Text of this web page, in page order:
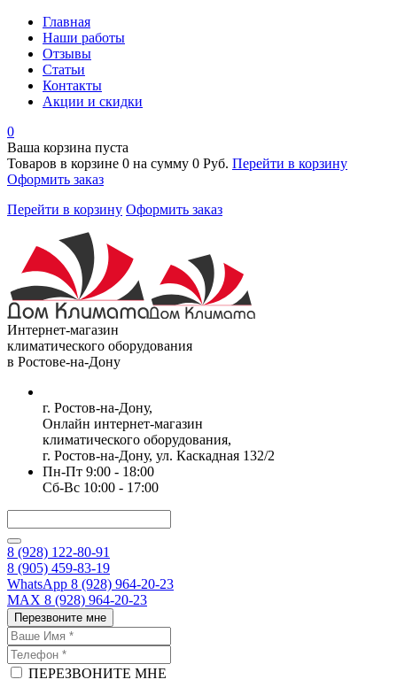
Главная
Наши работы
Отзывы
Статьи
Контакты
Акции и скидки
0
Ваша корзина пуста
Товаров в корзине 0 на сумму 0 Руб. Перейти в корзину
Оформить заказ
Перейти в корзину Оформить заказ
Интернет-магазин
климатического оборудования
в Ростове-на-Дону
г. Ростов-на-Дону,
Онлайн интернет-магазин
климатического оборудования,
г. Ростов-на-Дону, ул. Каскадная 132/2
Пн-Пт 9:00 - 18:00
Сб-Вс 10:00 - 17:00
8 (928) 122-80-91
8 (905) 459-83-19
WhatsApp 8 (928) 964-20-23
MAX 8 (928) 964-20-23
Перезвоните мне
ПЕРЕЗВОНИТЕ МНЕ